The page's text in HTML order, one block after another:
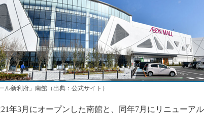
ル新利府」南館（出典：公式サイト）
年3月にオープンした南館と、同年7月にリニューア